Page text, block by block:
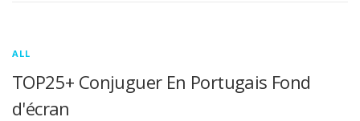
ALL
TOP25+ Conjuguer En Portugais Fond
d'écran